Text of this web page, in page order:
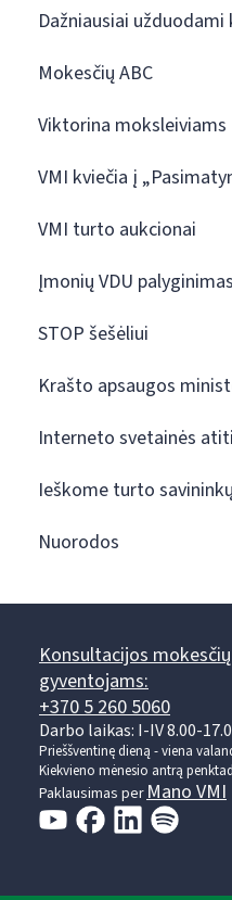
Dažniausiai užduodami
Mokesčių ABC
Viktorina moksleiviams
VMI kviečia į
VMI turto aukcionai
Įmonių VDU palyginimas
STOP šešėliui
Krašto apsaugos
Interneto svetainės
Ieškome turto savininkų
Nuorodos
Konsultacijos
gyventojams:
+370 5 260 5060
Darbo laikas: I-IV 8.00-
Prieššventinę dieną - viena
Kiekvieno mėnesio antrą
Paklausimas per Mano VMI